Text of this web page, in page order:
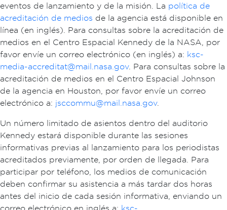
eventos de lanzamiento y de la misión. La política de
acreditación de medios de la agencia está disponible en
línea (en inglés). Para consultas sobre la acreditación de
medios en el Centro Espacial Kennedy de la NASA, por
favor envíe un correo electrónico (en inglés) a: ksc-
media-accreditat@mail.nasa.gov. Para consultas sobre la
acreditación de medios en el Centro Espacial Johnson
de la agencia en Houston, por favor envíe un correo
electrónico a: jsccommu@mail.nasa.gov.
Un número limitado de asientos dentro del auditorio
Kennedy estará disponible durante las sesiones
informativas previas al lanzamiento para los periodistas
acreditados previamente, por orden de llegada. Para
participar por teléfono, los medios de comunicación
deben confirmar su asistencia a más tardar dos horas
antes del inicio de cada sesión informativa, enviando un
correo electrónico en inglés a: ksc-